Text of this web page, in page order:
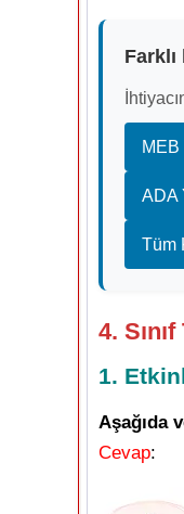
MEB
ADA
Tüm
4.
1.
Aşağıda
Cevap: